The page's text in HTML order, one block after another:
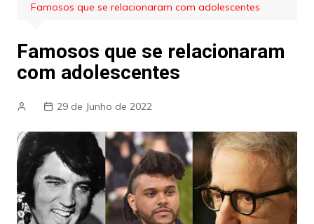
Famosos que se relacionaram com adolescentes
Famosos que se relacionaram
com adolescentes
29 de Junho de 2022